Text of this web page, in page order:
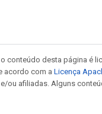
conteúdo desta página é
acordo com a Licença
ou afiliadas. Alguns